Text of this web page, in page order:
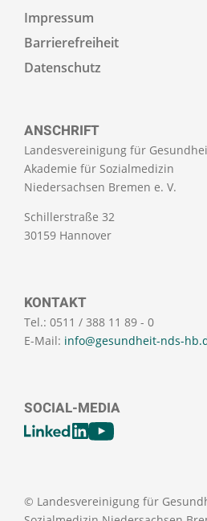
ANSCHRIFT
Landesvereinigung für
Akademie für Sozialmedizin
Niedersachsen Bremen e. V.
Schillerstraße 32
30159 Hannover
KONTAKT
Tel.: 0511 / 388 11 89 - 0
E-Mail: info@gesundheit-nds-
SOCIAL-MEDIA
[SOCIALLINKSTITLE]
© Landesvereinigung für
Impressum
Barrierefreiheit
Datenschutz